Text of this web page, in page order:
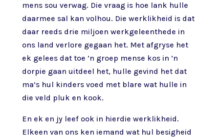
mens sou verwag. Die vraag is hoe lank hulle
daarmee sal kan volhou. Die werklikheid is dat
daar reeds drie miljoen werkgeleenthede in
ons land verlore gegaan het. Met afgryse het
ek gelees dat toe ’n groep mense kos in ’n
dorpie gaan uitdeel het, hulle gevind het dat
ma’s hul kinders voed met blare wat hulle in
die veld pluk en kook.
En ek en jy leef ook in hierdie werklikheid.
Elkeen van ons ken iemand wat hul besigheid